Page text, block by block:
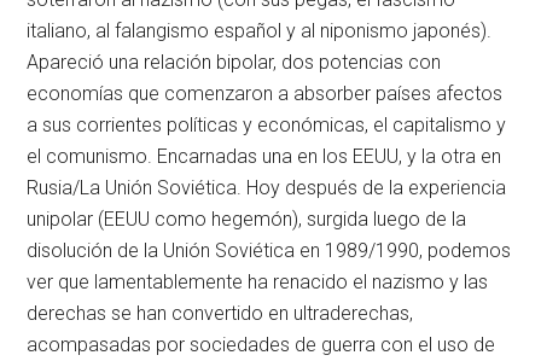
italiano, al falangismo español y al niponismo japonés).
Apareció una relación bipolar, dos potencias con
economías que comenzaron a absorber países afectos
a sus corrientes políticas y económicas, el capitalismo y
el comunismo. Encarnadas una en los EEUU, y la otra en
Rusia/La Unión Soviética. Hoy después de la experiencia
unipolar (EEUU como hegemón), surgida luego de la
disolución de la Unión Soviética en 1989/1990, podemos
ver que lamentablemente ha renacido el nazismo y las
derechas se han convertido en ultraderechas,
acompasadas por sociedades de guerra con el uso de